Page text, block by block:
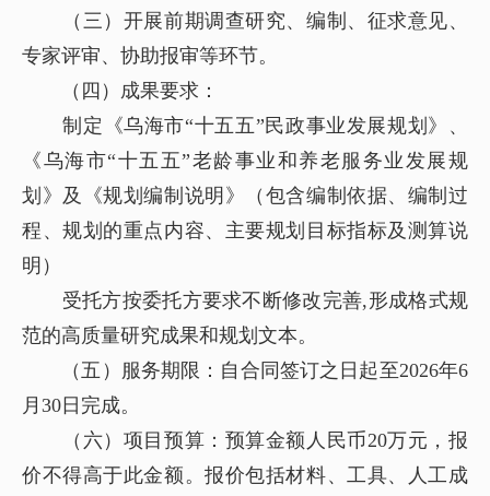
（三）开展前期调查研究、编制、征求意见、
专家评审、协助报审等环节。
（四）成果要求：
制定《乌海市“十五五”民政事业发展规划》、
《乌海市“十五五”老龄事业和养老服务业发展规
划》及《规划编制说明》（包含编制依据、编制过
程、规划的重点内容、主要规划目标指标及测算说
明）
受托方按委托方要求不断修改完善,形成格式规
范的高质量研究成果和规划文本。
（五）服务期限：自合同签订之日起至2026年6
月30日完成。
（六）项目预算：预算金额人民币20万元，报
价不得高于此金额。报价包括材料、工具、人工成